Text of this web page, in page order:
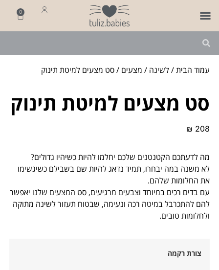
0
עמוד הבית/לשינה / מצעים / סט מצעים למיטת תינוק
סט מצעים למיטת תינוק
₪ 208
מה לדעתכם הקטנטנים שלכם יחלמו להיות כשיהיו גדולים?
לא משנה במה יבחרו, תמיד נדאג להיות שם בשבילם כשיגשימו
את החלומות שלהם.
עם בדים רכים במיוחד וצבעים מרגיעים, סט המצעים שלנו יאפשר
להם להתכרבל במיטה רכה ונעימה, שבטוח תעזור לשינה מתוקה
ולחלומות טובים.
צורת רקמה